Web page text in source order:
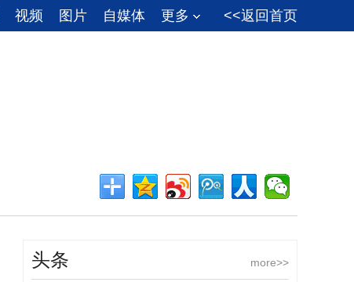
视频 图片 自媒体 更多 <<返回首页
more>>
头条